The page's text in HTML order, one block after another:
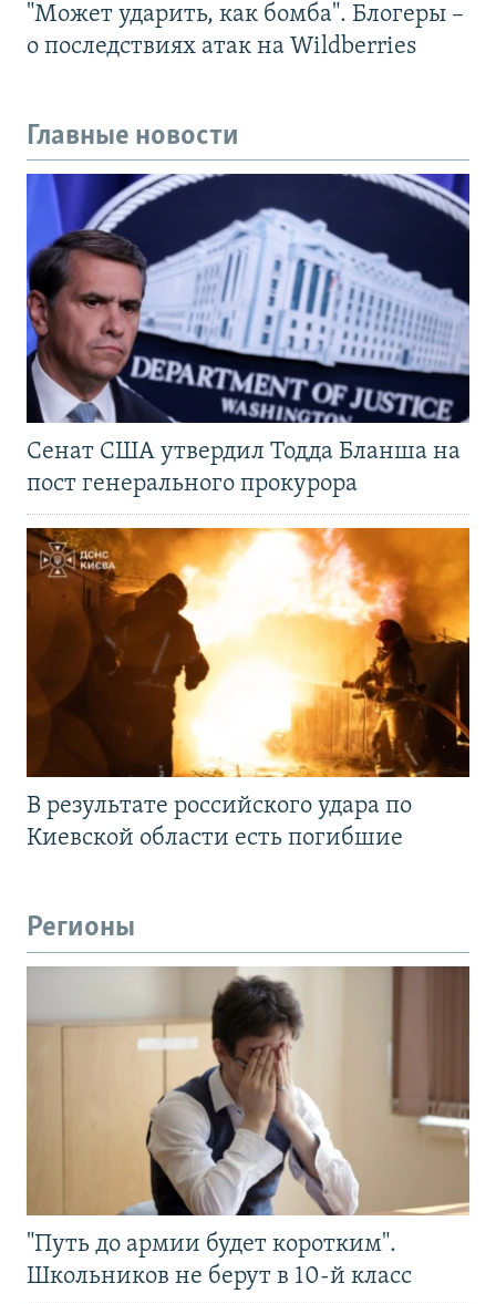
"Может ударить, как бомба". Блогеры –
о последствиях атак на Wildberries
Главные новости
Сенат США утвердил Тодда Бланша на
пост генерального прокурора
В результате российского удара по
Киевской области есть погибшие
Регионы
"Путь до армии будет коротким".
Школьников не берут в 10-й класс